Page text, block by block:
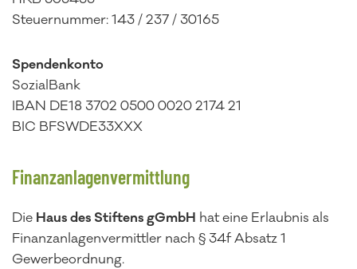
Steuernummer: 143 / 237 / 30165
Spendenkonto
SozialBank
IBAN DE18 3702 0500 0020 2174 21
BIC BFSWDE33XXX
Finanzanlagenvermittlung
Die Haus des Stiftens gGmbH hat eine Erlaubnis als
Finanzanlagenvermittler nach § 34f Absatz 1
Gewerbeordnung.